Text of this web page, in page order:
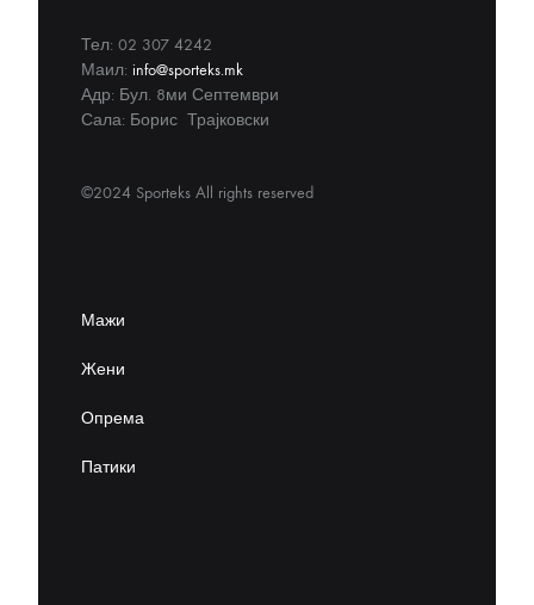
Тел: 02 307 4242
Маил: info@sporteks.mk
Адр: Бул. 8ми Септември
Сала: Борис Трајковски
©2024 Sporteks All rights reserved
Мажи
Жени
Опрема
Патики